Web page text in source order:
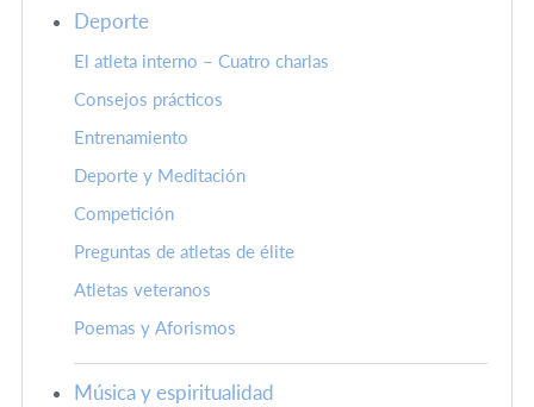
Deporte
El atleta interno – Cuatro charlas
Consejos prácticos
Entrenamiento
Deporte y Meditación
Competición
Preguntas de atletas de élite
Atletas veteranos
Poemas y Aforismos
Música y espiritualidad